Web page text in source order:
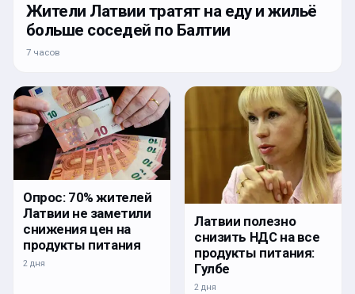
Жители Латвии тратят на еду и жильё
больше соседей по Балтии
7 часов
Опрос: 70% жителей
Латвии не заметили
снижения цен на
продукты питания
2 дня
Латвии полезно
снизить НДС на все
продукты питания:
Гулбе
2 дня